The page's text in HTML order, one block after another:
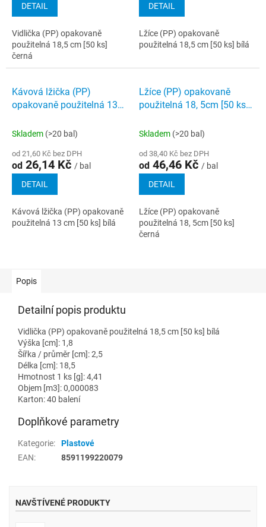
DETAIL
Vidlička (PP) opakovaně
použitelná 18,5 cm [50 ks]
černá
DETAIL
Lžíce (PP) opakovaně
použitelná 18,5 cm [50 ks] bílá
Kávová lžička (PP)
opakovaně použitelná 13
Skladem (>20 bal)
od 21,60 Kč bez DPH
od 26,14 Kč / bal
DETAIL
Kávová lžička (PP) opakovaně
použitelná 13 cm [50 ks] bílá
Lžíce (PP) opakovaně
použitelná 18, 5cm [50 ks]
Skladem (>20 bal)
od 38,40 Kč bez DPH
od 46,46 Kč / bal
DETAIL
Lžíce (PP) opakovaně
použitelná 18, 5cm [50 ks]
černá
Popis
Detailní popis produktu
Vidlička (PP) opakovaně použitelná 18,5 cm [50 ks] bílá
Výška [cm]: 1,8
Šířka / průměr [cm]: 2,5
Délka [cm]: 18,5
Hmotnost 1 ks [g]: 4,41
Objem [m3]: 0,000083
Karton: 40 balení
Doplňkové parametry
Kategorie:
Plastové
EAN: 8591199220079
NAVŠTÍVENÉ PRODUKTY